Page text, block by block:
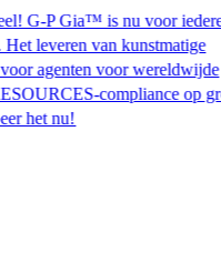
P Gia™ is nu voor iedereen
van kunstmatige
voor wereldwijde
compliance op grote
nu!​​